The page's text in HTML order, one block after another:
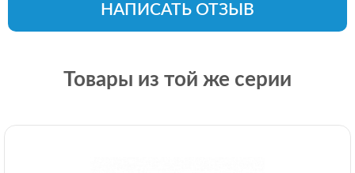
НАПИСАТЬ ОТЗЫВ
Товары из той же серии